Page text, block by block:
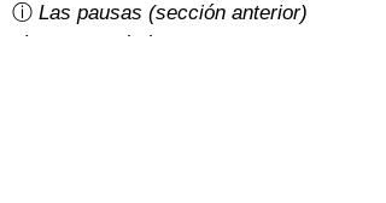
ⓘ Las pausas (sección anterior)
siempre se deducen o posponen